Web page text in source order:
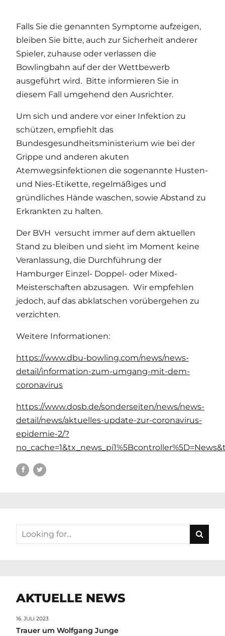
Falls Sie die genannten Symptome aufzeigen,
bleiben Sie bitte, auch zur Sicherheit anderer
Spieler, zuhause oder verlassen die
Bowlingbahn auf der der Wettbewerb
ausgeführt wird. Bitte informieren Sie in
diesem Fall umgehend den Ausrichter.
Um sich und andere vor einer Infektion zu
schützen, empfiehlt das
Bundesgesundheitsministerium wie bei der
Grippe und anderen akuten
Atemwegsinfektionen die sogenannte Husten-
und Nies-Etikette, regelmäßiges und
gründliches Hände waschen, sowie Abstand zu
Erkrankten zu halten.
Der BVH versucht immer auf dem aktuellen
Stand zu bleiben und sieht im Moment keine
Veranlassung, die Durchführung der
Hamburger Einzel- Doppel- oder Mixed-
Meisterschaften abzusagen. Wir empfehlen
jedoch, auf das abklatschen vorübergehen zu
verzichten.
Weitere Informationen:
https://www.dbu-bowling.com/news/news-
detail/information-zum-umgang-mit-dem-
coronavirus
https://www.dosb.de/sonderseiten/news/news-
detail/news/aktuelles-update-zur-coronavirus-
epidemie-2/?
AKTUELLE NEWS
16. JULI 2023
Trauer um Wolfgang Junge